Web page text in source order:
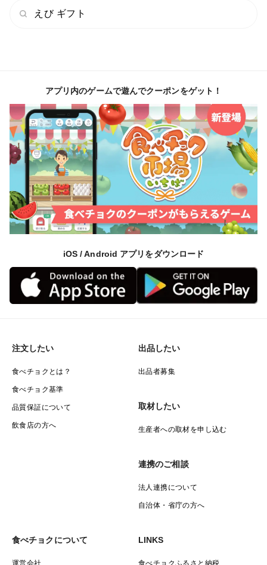
•身に血が回らない
加工場で流れ作業的に行われる処理では、決して再現で
きません。
🐟瀬戸内ブランド天然鮮魚のヒミツ③🐟量より『質』
料理人が“使いたい魚”だけを届ける覚悟
【長州床波の海人】瀬戸内ブランドでは、獲れた魚をす
べて出品することはありません。
その日の潮、その日の海、その日の魚の状態。
料理人目線で「これは本当に美味しくなるか」と自問
だから時には、水揚げがあっても出品を見送ることもあ
それは、『瀬戸内の魚の価値を正しく伝えたい』
『一度食べた人に、信頼してもらいたい』という、料理
人として、海人としての覚悟。
海・土地・人。そのすべてが揃ったときにだけ成立する
それが、【長州床波の海人】瀬戸内ブランドです。
※漁獲量には限りがあるため、上限に達し次第予告なく
終了となります。ページが公開されている今のうちに、
えび ギフト
アプリ内のゲームで遊んでクーポンをゲット！
iOS / Android アプリをダウンロード
注文したい
食べチョクとは？
食べチョク基準
品質保証について
飲食店の方へ
出品したい
出品者募集
取材したい
生産者への取材を申し込む
連携のご相談
法人連携について
自治体・省庁の方へ
食べチョクについて
運営会社
LINKS
食べチョクふるさと納税